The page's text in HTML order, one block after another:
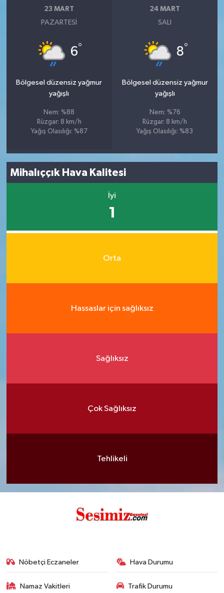
23 MART
PAZARTESI
6°
Bölgesel düzensiz yağmur
yağışlı
Nem: %88
Rüzgar: 8 km/h
Yağış Olasılığı: %87
24 MART
SALI
8°
Bölgesel düzensiz yağmur
yağışlı
Nem: %76
Rüzgar: 8 km/h
Yağış Olasılığı: %83
Mihalıççık Hava Kalitesi
İyi
1
Orta
Hassaslar için sağlıksız
Sağlıksız
Çok Sağlıksız
Tehlikeli
Nöbetçi Eczaneler Hava Durumu
Namaz Vakitleri Trafik Durumu